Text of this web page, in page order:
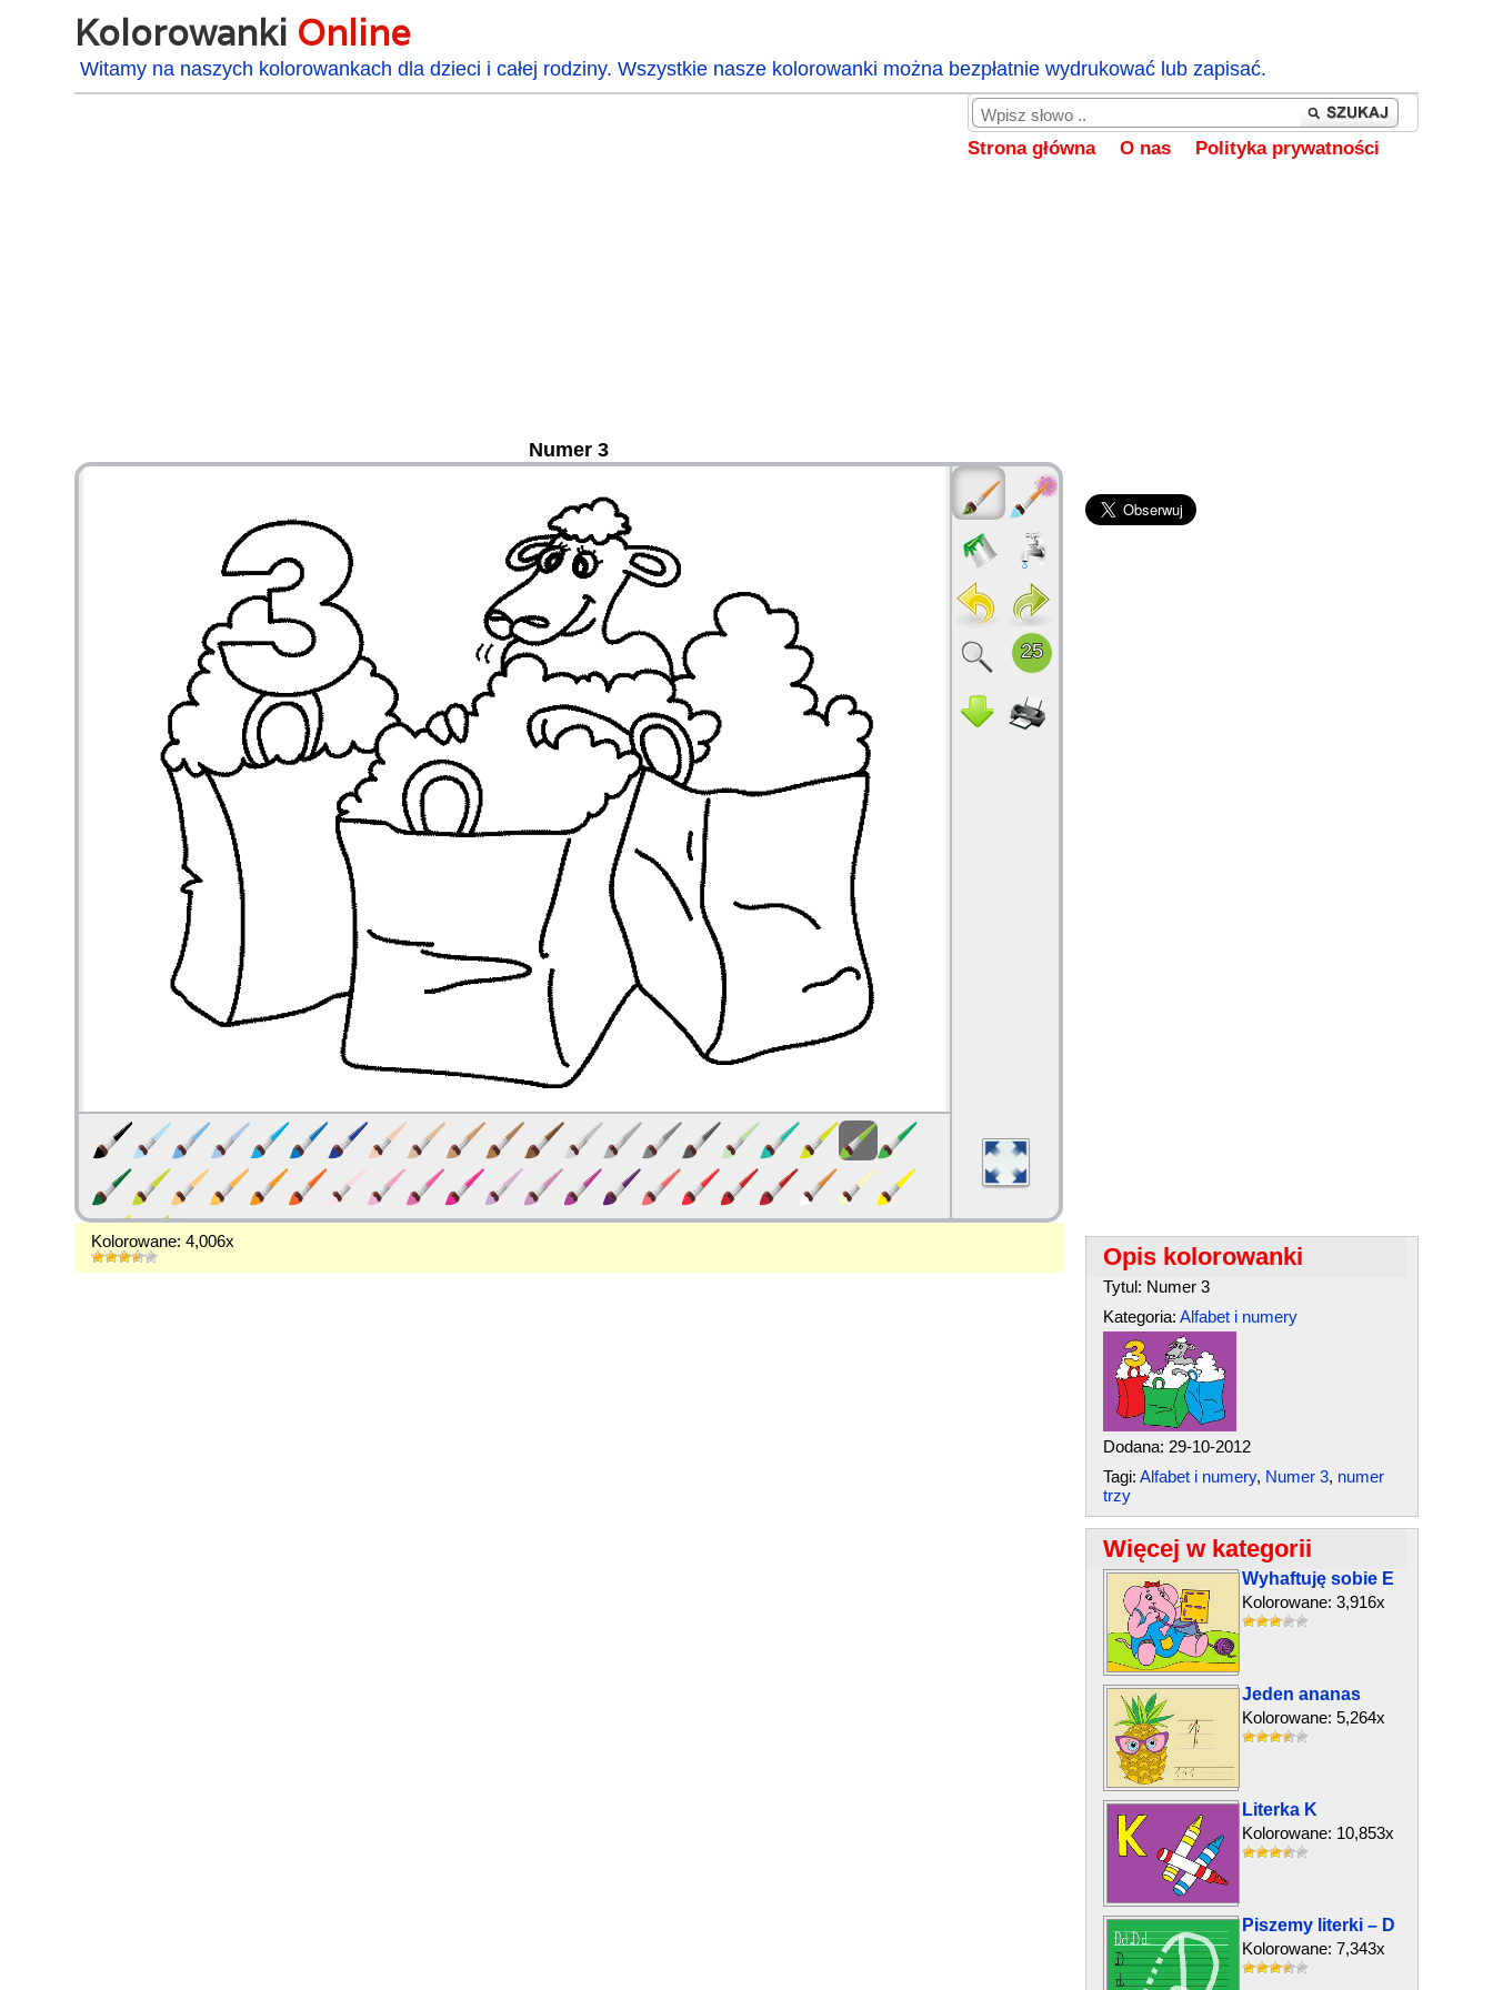
Kolorowanki Online
Witamy na naszych kolorowankach dla dzieci i całej rodziny. Wszystkie nasze kolorowanki można bezpłatnie wydrukować lub zapisać.
Strona główna O nas Polityka prywatności
Numer 3
Kolorowane: 4,006x
Opis kolorowanki
Tytul: Numer 3
Kategoria: Alfabet i numery
Dodana: 29-10-2012
Tagi: Alfabet i numery, Numer 3, numer
trzy
Więcej w kategorii
Wyhaftuję sobie E
Kolorowane: 3,916x
Jeden ananas
Kolorowane: 5,264x
Literka K
Kolorowane: 10,853x
Piszemy literki – D
Kolorowane: 7,343x